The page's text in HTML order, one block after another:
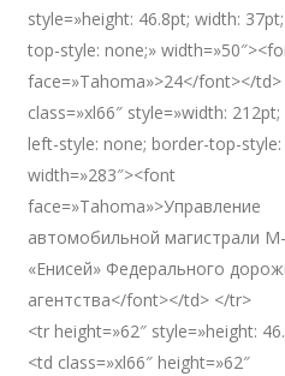
style=»height: 46.8pt; width:
top-style: none;»
face=»Tahoma»>24</font></td>
class=»xl66″ style=»width:
left-style: none; border-top-style:
width=»283″><font
face=»Tahoma»>Управление
автомобильной магистрали
«Енисей» Федерального
агентства</font></td> </tr>
<tr height=»62″ style=»height:
<td class=»xl66″ height=»62″